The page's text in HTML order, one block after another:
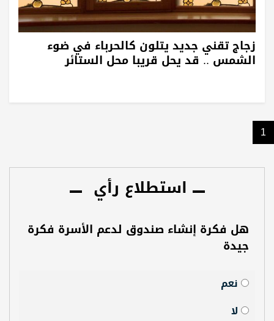
زجاج تقني جديد يتلون كالحرباء في ضوء
الشمس .. قد يحل قريبا محل الستائر
1
استطلاع رأي
هل فكرة إنشاء صندوق لدعم الأسرة فكرة
جيدة
نعم
لا